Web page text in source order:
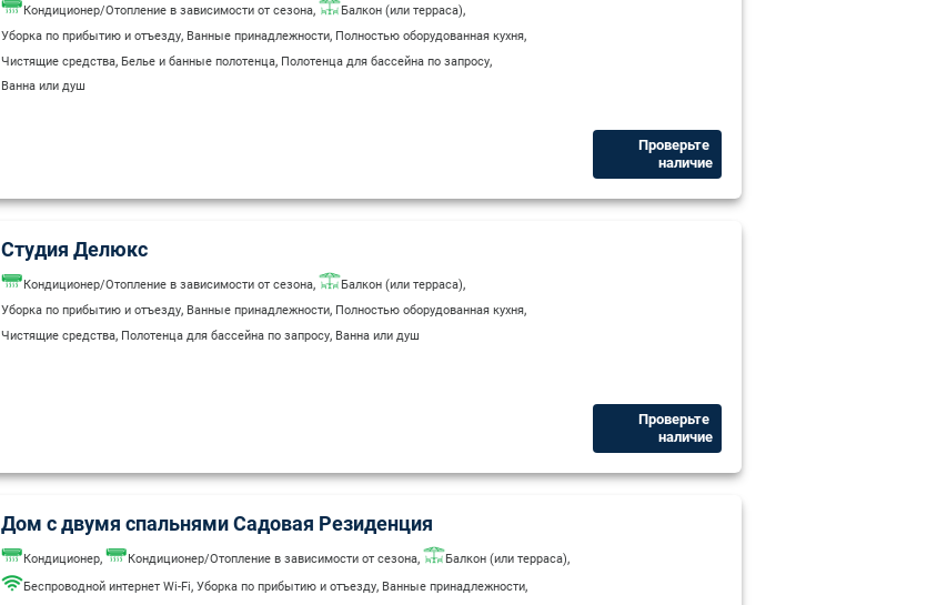
Кондиционер/Отопление в зависимости от сезона, Балкон (или терраса),
Уборка по прибытию и отъезду, Ванные принадлежности, Полностью оборудованная кухня,
Чистящие средства, Белье и банные полотенца, Полотенца для бассейна по запросу,
Ванна или душ
Проверьте ​
наличие
Студия Делюкс
Кондиционер/Отопление в зависимости от сезона, Балкон (или терраса),
Уборка по прибытию и отъезду, Ванные принадлежности, Полностью оборудованная кухня,
Чистящие средства, Полотенца для бассейна по запросу, Ванна или душ
Проверьте ​
наличие
Дом с двумя спальнями Садовая Резиденция
Кондиционер, Кондиционер/Отопление в зависимости от сезона, Балкон (или терраса),
Беспроводной интернет Wi-Fi, Уборка по прибытию и отъезду, Ванные принадлежности,